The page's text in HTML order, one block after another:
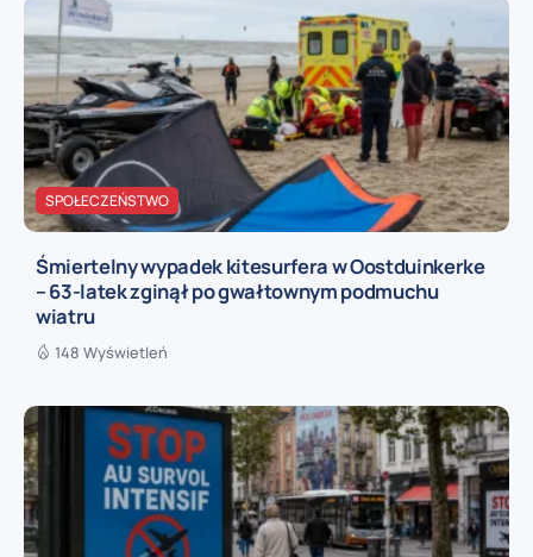
SPOŁECZEŃSTWO
Śmiertelny wypadek kitesurfera w Oostduinkerke
– 63-latek zginął po gwałtownym podmuchu
wiatru
148 Wyświetleń